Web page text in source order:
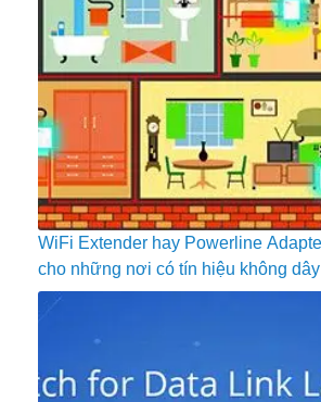
WiFi Extender hay Powerline
cho những nơi có tín hiệu không